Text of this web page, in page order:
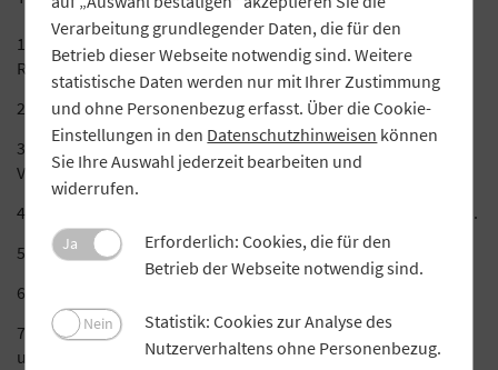
Eröffnung und Begrüßung durch den Vorsitzenden
Reinhard Endres
Bericht des Aufsichtsrates über seine Tätigkeit
Bericht des Vorstandes über das Geschäftsjahr 2020 und
Vorlage des Jahresabschlusses 2020
Wechsel in der Geschäftsführung der MEG Simmelsdorf e.G.
Feststellung des Jahresabschlusses 2020
Bericht der Kassenprüfung und Entlastung des Vorstandes
und Aufsichtsrates
Verarbeitung grundlegender Daten, die für den
Betrieb dieser Webseite notwendig sind. Weitere
statistische Daten werden nur mit Ihrer Zustimmung
und ohne Personenbezug erfasst. Über die Cookie-
Einstellungen in den Datenschutzhinweisen können
Sie Ihre Auswahl jederzeit bearbeiten und
widerrufen.
Ja
Erforderlich: Cookies, die für den
Betrieb der Webseite notwendig sind.
Nein
Statistik: Cookies zur Analyse des
Nutzerverhaltens ohne Personenbezug.